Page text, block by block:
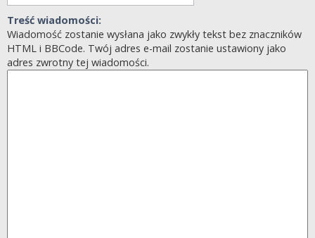
Treść wiadomości:
Wiadomość zostanie wysłana jako zwykły tekst bez znaczników
HTML i BBCode. Twój adres e-mail zostanie ustawiony jako
adres zwrotny tej wiadomości.